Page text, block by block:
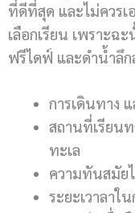
ที่ดีที่สุด และไม่ควร
เลือกเรียน เพราะฉ
ฟรีไดฟ์ และดำน้ำลึ
การเดินทาง
สถานที่เรียน
ทะเล
ความทันสมัย
ระยะเวาลาใ